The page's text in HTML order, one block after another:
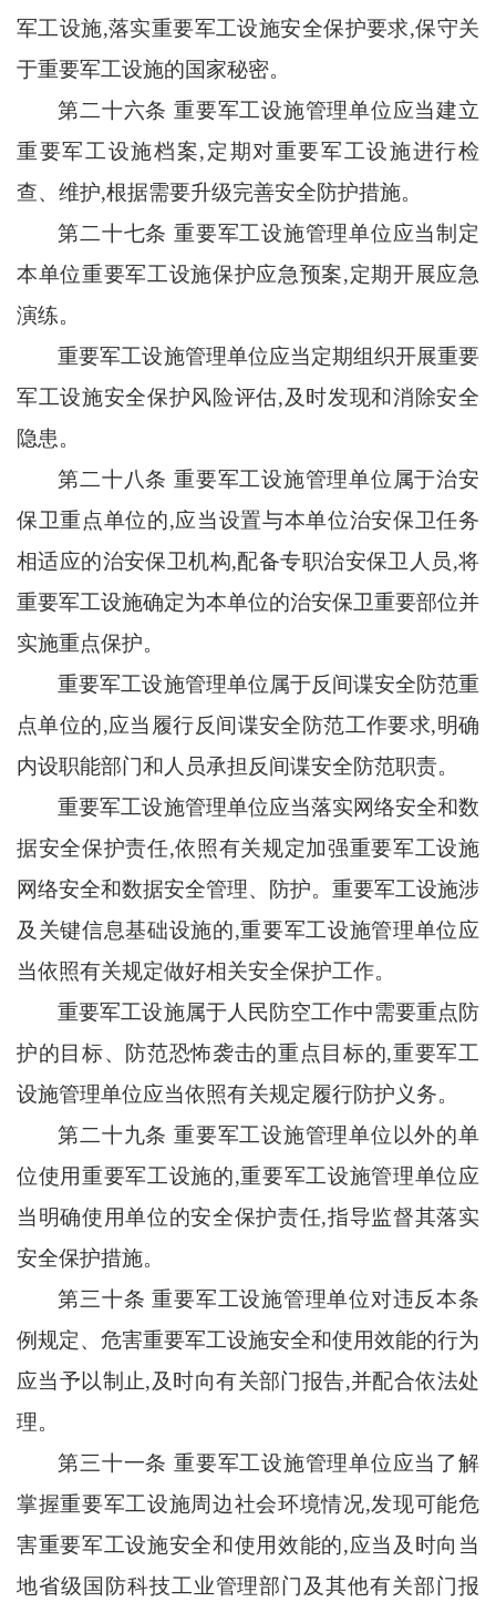
军工设施,落实重要军工设施安全保护要求,保守关
于重要军工设施的国家秘密。
第二十六条 重要军工设施管理单位应当建立
重要军工设施档案,定期对重要军工设施进行检
查、维护,根据需要升级完善安全防护措施。
第二十七条 重要军工设施管理单位应当制定
本单位重要军工设施保护应急预案,定期开展应急
演练。
重要军工设施管理单位应当定期组织开展重要
军工设施安全保护风险评估,及时发现和消除安全
隐患。
第二十八条 重要军工设施管理单位属于治安
保卫重点单位的,应当设置与本单位治安保卫任务
相适应的治安保卫机构,配备专职治安保卫人员,将
重要军工设施确定为本单位的治安保卫重要部位并
实施重点保护。
重要军工设施管理单位属于反间谍安全防范重
点单位的,应当履行反间谍安全防范工作要求,明确
内设职能部门和人员承担反间谍安全防范职责。
重要军工设施管理单位应当落实网络安全和数
据安全保护责任,依照有关规定加强重要军工设施
网络安全和数据安全管理、防护。重要军工设施涉
及关键信息基础设施的,重要军工设施管理单位应
当依照有关规定做好相关安全保护工作。
重要军工设施属于人民防空工作中需要重点防
护的目标、防范恐怖袭击的重点目标的,重要军工
设施管理单位应当依照有关规定履行防护义务。
第二十九条 重要军工设施管理单位以外的单
位使用重要军工设施的,重要军工设施管理单位应
当明确使用单位的安全保护责任,指导监督其落实
安全保护措施。
第三十条 重要军工设施管理单位对违反本条
例规定、危害重要军工设施安全和使用效能的行为
应当予以制止,及时向有关部门报告,并配合依法处
理。
第三十一条 重要军工设施管理单位应当了解
掌握重要军工设施周边社会环境情况,发现可能危
害重要军工设施安全和使用效能的,应当及时向当
地省级国防科技工业管理部门及其他有关部门报